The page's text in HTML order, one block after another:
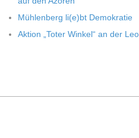
LMüh­len­berg li(e)bt Demokratie
Aktion „Toter Win­kel“ an der